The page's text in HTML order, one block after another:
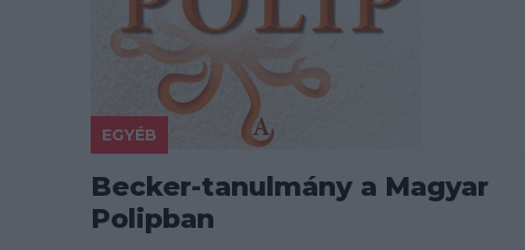
EGYÉB
Becker-tanulmány a Magyar
Polipban